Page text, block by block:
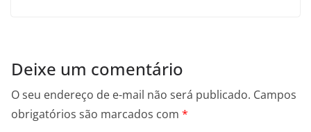
Deixe um comentário
O seu endereço de e-mail não será publicado. Campos
obrigatórios são marcados com *